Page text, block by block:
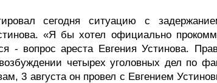
сегодня ситуацию с
«Я бы хотел официально
- вопрос ареста Евгения Устинова.
четырех уголовных дел по
3 августа он провел с Евгением